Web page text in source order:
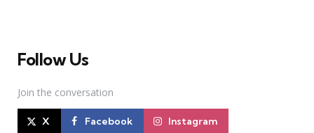
Follow Us
Join the conversation
X Facebook Instagram